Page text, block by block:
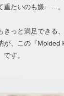
重たいのも嫌……。
きっと満足できる
が、この『Molded
す。